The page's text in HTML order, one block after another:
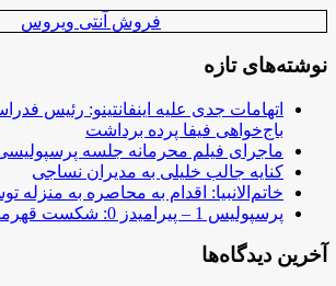
فروش آنتی ویروس
نوشته‌های تازه
اتهامات جدی علیه اینفانتینو: رئیس
باج‌خواهی فیفا پرده برداشت
ماجرای فیلم محرمانه جلسه
کنایه جالب خلیلی به مدیران نساجی
خاتم‌الانبیا: اقدام به محاصره به
پرسپولیس 1 – پیرامیدز 0: شکست قهرمان آفریقا!
آخرین دیدگاه‌ها